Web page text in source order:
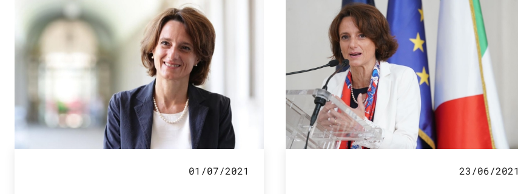
01/07/2021 23/06/2021